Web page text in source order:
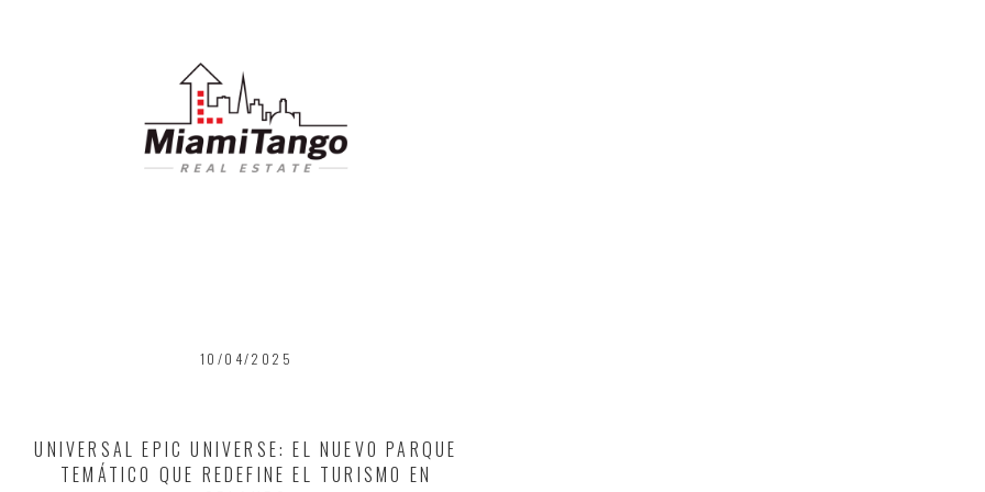
10/04/2025
UNIVERSAL EPIC UNIVERSE: EL NUEVO PARQUE
TEMÁTICO QUE REDEFINE EL TURISMO EN